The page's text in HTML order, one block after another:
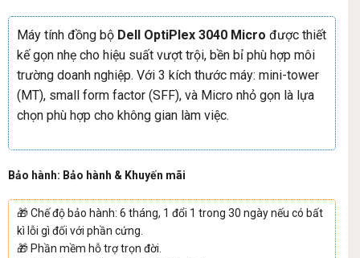
Máy tính đồng bộ Dell OptiPlex 3040 Micro được thiết
kế gọn nhẹ cho hiệu suất vượt trội, bền bỉ phù hợp môi
trường doanh nghiệp. Với 3 kích thước máy: mini-tower
(MT), small form factor (SFF), và Micro nhỏ gọn là lựa
chọn phù hợp cho không gian làm việc.
Bảo hành: Bảo hành & Khuyến mãi
🎁Chế độ bảo hành: 6 tháng, 1 đổi 1 trong 30 ngày nếu có bất
kì lỗi gì đối với phần cứng.
🎁 Phần mềm hỗ trợ trọn đời.